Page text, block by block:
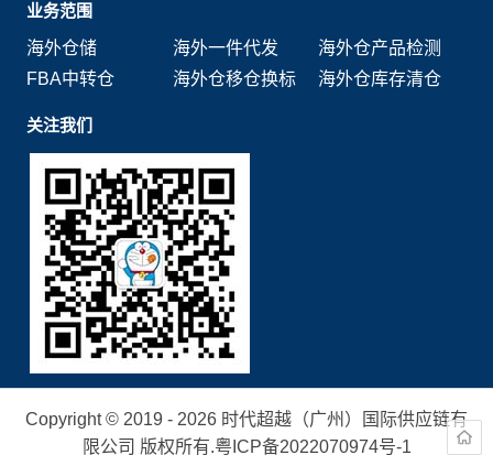
业务范围
海外仓储
海外一件代发
海外仓产品检测
FBA中转仓
海外仓移仓换标 海外仓库存清仓
关注我们
Copyright © 2019 - 2026 时代超越（广州）国际供应链有
限公司 版权所有.粤ICP备2022070974号-1